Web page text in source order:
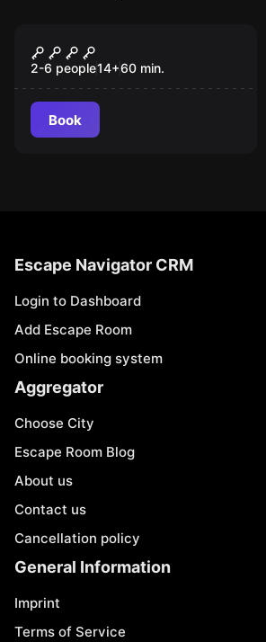
BAKER STREET
2-6 people14+60 min.
Book
Escape Navigator CRM
Login to Dashboard
Add Escape Room
Online booking system
Aggregator
Choose City
Escape Room Blog
About us
Contact us
Cancellation policy
General Information
Imprint
Terms of Service